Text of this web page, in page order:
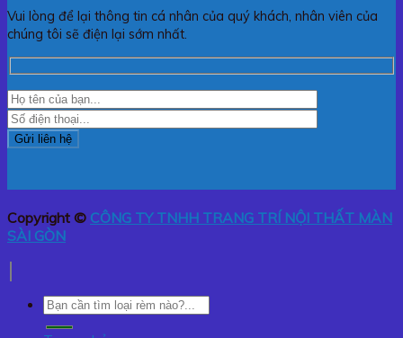
Vui lòng để lại thông tin cá nhân của quý khách, nhân viên của
chúng tôi sẽ điện lại sớm nhất.
Copyright © CÔNG TY TNHH TRANG TRÍ NỘI THẤT MÀN
SÀI GÒN
Tìm
kiếm: